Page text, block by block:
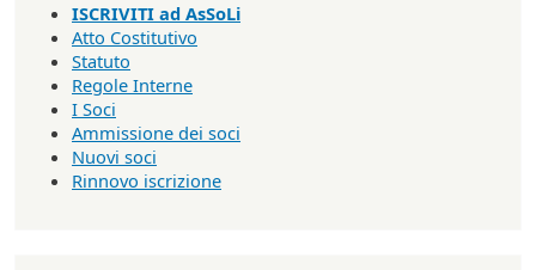
ISCRIVITI ad AsSoLi
Atto Costitutivo
Statuto
Regole Interne
I Soci
Ammissione dei soci
Nuovi soci
Rinnovo iscrizione